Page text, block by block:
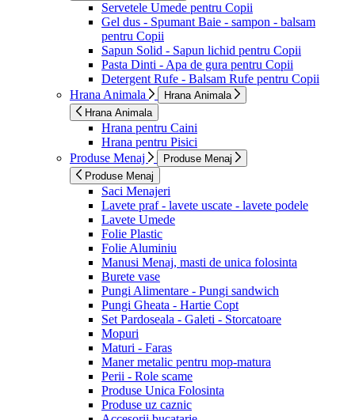
Servetele Umede pentru Copii
Gel dus - Spumant Baie - sampon - balsam
pentru Copii
Sapun Solid - Sapun lichid pentru Copii
Pasta Dinti - Apa de gura pentru Copii
Detergent Rufe - Balsam Rufe pentru Copii
Hrana Animala
Hrana Animala
Hrana Animala
Hrana pentru Caini
Hrana pentru Pisici
Produse Menaj
Produse Menaj
Produse Menaj
Saci Menajeri
Lavete praf - lavete uscate - lavete podele
Lavete Umede
Folie Plastic
Folie Aluminiu
Manusi Menaj, masti de unica folosinta
Burete vase
Pungi Alimentare - Pungi sandwich
Pungi Gheata - Hartie Copt
Set Pardoseala - Galeti - Storcatoare
Mopuri
Maturi - Faras
Maner metalic pentru mop-matura
Perii - Role scame
Produse Unica Folosinta
Produse uz caznic